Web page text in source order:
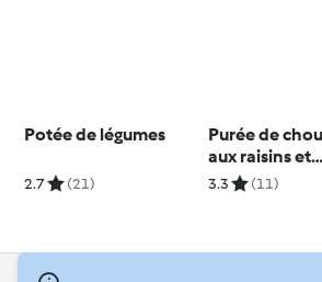
Potée de légumes
2.7 (21)
Purée de
aux raisins et
boulettes
3.3 (11)